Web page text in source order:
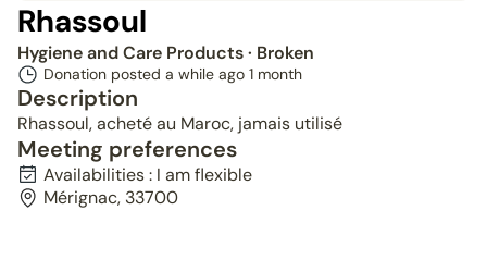
Rhassoul
Hygiene and Care Products· Broken
Donation posted a while ago 1 month
Description
Rhassoul, acheté au Maroc, jamais utilisé
Meeting preferences
Availabilities : I am flexible
Mérignac, 33700